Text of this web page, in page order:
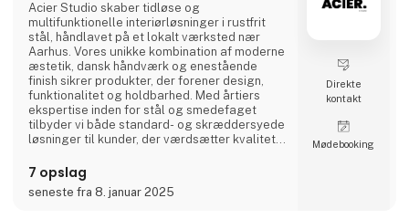
Acier Studio skaber tidløse og
multifunktionelle interiørløsninger i rustfrit
stål, håndlavet på et lokalt værksted nær
Aarhus. Vores unikke kombination af moderne
æstetik, dansk håndværk og enestående
finish sikrer produkter, der forener design,
funktionalitet og holdbarhed. Med årtiers
ekspertise inden for stål og smedefaget
tilbyder vi både standard- og skræddersyede
løsninger til kunder, der værdsætter kvalitet i
7 opslag
seneste fra 8. januar 2025
Direkte
kontakt
Møde­booking